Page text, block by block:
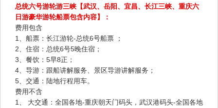
总统六号游轮游三峡【武汉、岳阳、宜昌、长江三峡、重庆六
日游豪华游轮船票包含内容】：
费用包含
1、船票：长江游轮-总统6号船票 ；
2、住宿：总统6号5晚住宿；
3、餐饮：5早8正；
4、导游：跟船讲解服务、景区导游讲解服务；
5、交通：陆地行程用车。
费用不含
1、 大交通：全国各地-重庆朝天门码头，武汉港码头-全国各地